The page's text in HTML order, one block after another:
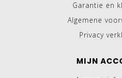
Garantie en
Algemene
Privacy
MIJN